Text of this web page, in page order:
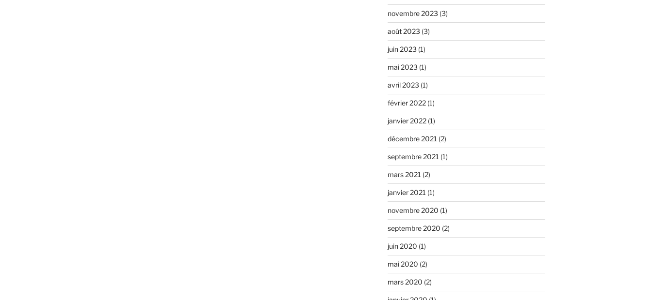
novembre 2023 (3)
août 2023 (3)
juin 2023 (1)
mai 2023 (1)
avril 2023 (1)
février 2022(1)
janvier 2022(1)
décembre 2021 (2)
septembre 2021 (1)
mars 2021 (2)
janvier 2021 (1)
novembre 2020 (1)
septembre 2020 (2)
juin 2020 (1)
mai 2020 (2)
mars 2020 (2)